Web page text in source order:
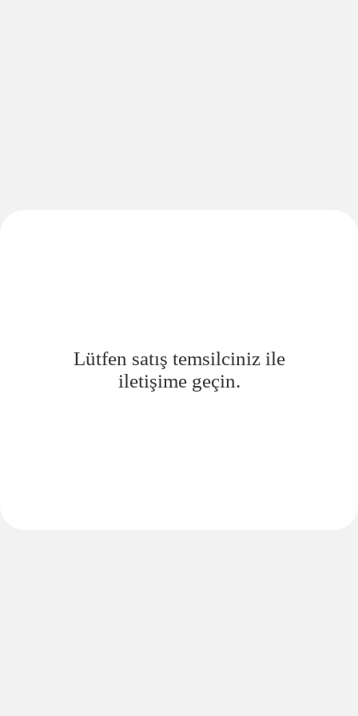
Lütfen satış temsilciniz ile
iletişime geçin.